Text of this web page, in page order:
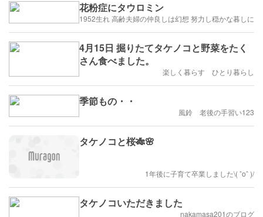
花粉症にタウロミン
1952生れ 高齢夫婦の仲良しは幻想 努力し穏かな暮しに
4月15日 掘りたてタケノコと野菜をたく
さん食べました。
楽しく暮らす ひとり暮らし
季節もの・・
風鈴 老後の手習い123
タケノコと桜🎋🌸
1年後に子育て卒業しました\( ˆoˆ )/
タケノコいただきました
nakamasa201のブログ